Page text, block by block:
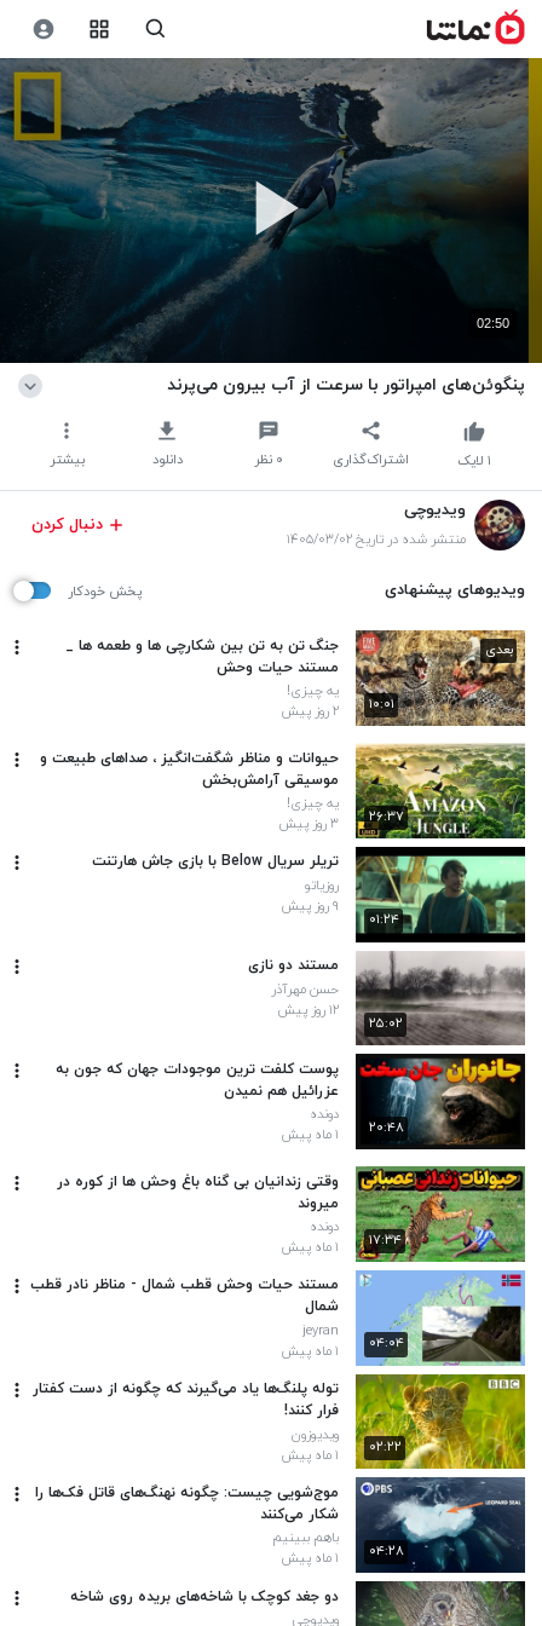
02:50
پنگوئن‌های امپراتور با سرعت از آب بیرون می‌پرند
اشتراک‌گذاری ۰ نظر دانلود بیشتر ۱ لایک
ویدیوچی
منتشر شده در تاریخ ۱۴۰۵/۰۳/۰۲
دنبال کردن
ویدیوهای پیشنهادی پخش خودکار
۱۰:۰۱
بعدی
جنگ تن به تن بین شکارچی ها و طعمه ها _
مستند حیات وحش
یه چیزی!
۲ روز پیش
۲۶:۳۷
حیوانات و مناظر شگفت‌انگیز ، صداهای طبیعت و
موسیقی آرامش‌بخش
یه چیزی!
۳ روز پیش
۰۱:۲۴
تریلر سریال Below با بازی جاش هارتنت
روزیاتو
۹ روز پیش
۲۵:۰۲
مستند دو نازی
حسن مهرآذر
۱۲ روز پیش
۲۰:۴۸
پوست کلفت ترین موجودات جهان که جون به
عزرائیل هم نمیدن
دونده
۱ ماه پیش
۱۷:۳۴
وقتی زندانیان بی گناه باغ وحش ها از کوره در
میروند
دونده
۱ ماه پیش
۰۴:۰۴
مستند حیات وحش قطب شمال - مناظر نادر قطب
شمال
jeyran
۱ ماه پیش
۰۲:۲۲
توله پلنگ‌ها یاد می‌گیرند که چگونه از دست کفتار
فرار کنند!
ویدیوزون
۱ ماه پیش
۰۴:۲۸
موج‌شویی چیست: چگونه نهنگ‌های قاتل فک‌ها را
شکار می‌کنند
باهم ببینیم
۱ ماه پیش
دو جغد کوچک با شاخه‌های بریده روی شاخه
ویدیوچی